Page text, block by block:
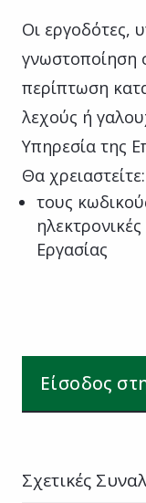
Οι εργοδότες,
γνωστοποίηση
περίπτωση
λεχούς ή
Υπηρεσία της
Θα χρειαστείτε:
τους
Εργασίας
Είσοδος
Σχετικές